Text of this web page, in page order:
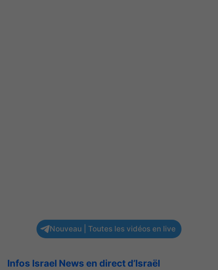
Nouveau | Toutes les vidéos en live
Infos Israel News en direct d’Israël